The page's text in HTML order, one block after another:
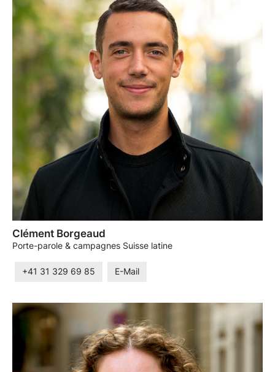
Clément Borgeaud
Porte-parole & campagnes Suisse latine
+41 31 329 69 85 E-Mail